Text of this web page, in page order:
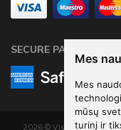
Mes
Mes
mūsų
turinį ir
SECURE PAYMENTS
2026 © Visos teisės